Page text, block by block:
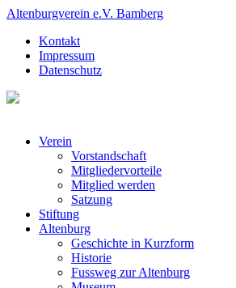
Altenburgverein e.V. Bamberg
Kontakt
Impressum
Datenschutz
Verein
Vorstandschaft
Mitgliedervorteile
Mitglied werden
Satzung
Stiftung
Altenburg
Geschichte in Kurzform
Historie
Fussweg zur Altenburg